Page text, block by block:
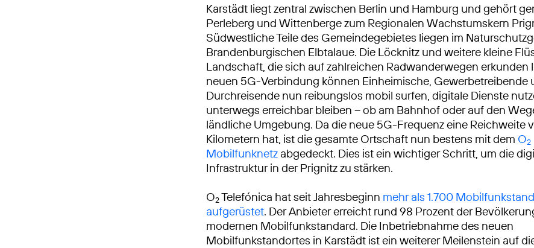
Karstädt liegt zentral zwischen Berlin und Hamburg und gehört
Perleberg und Wittenberge zum Regionalen Wachstumskern
Südwestliche Teile des Gemeindegebietes liegen im
Brandenburgischen Elbtalaue. Die Löcknitz und weitere kleine
Landschaft, die sich auf zahlreichen Radwanderwegen erkunden
neuen 5G-Verbindung können Einheimische, Gewerbetreibende
Durchreisende nun reibungslos mobil surfen, digitale Dienste
unterwegs erreichbar bleiben – ob am Bahnhof oder auf den
ländliche Umgebung. Da die neue 5G-Frequenz eine Reichweite
Kilometern hat, ist die gesamte Ortschaft nun bestens mit dem O2
Mobilfunknetz abgedeckt. Dies ist ein wichtiger Schritt, um die
Infrastruktur in der Prignitz zu stärken.
O2Telefónica hat seit Jahresbeginn mehr als 1.700
aufgerüstet. Der Anbieter erreicht rund 98 Prozent der
modernen Mobilfunkstandard. Die Inbetriebnahme des neuen
Mobilfunkstandortes in Karstädt ist ein weiterer Meilenstein auf